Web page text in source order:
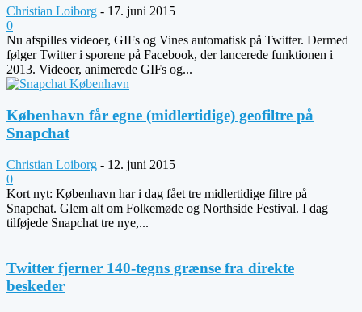
Christian Loiborg - 17. juni 2015
0
Nu afspilles videoer, GIFs og Vines automatisk på Twitter. Dermed
følger Twitter i sporene på Facebook, der lancerede funktionen i
2013. Videoer, animerede GIFs og...
København får egne (midlertidige) geofiltre på
Snapchat
Christian Loiborg - 12. juni 2015
0
Kort nyt: København har i dag fået tre midlertidige filtre på
Snapchat. Glem alt om Folkemøde og Northside Festival. I dag
tilføjede Snapchat tre nye,...
Twitter fjerner 140-tegns grænse fra direkte
beskeder